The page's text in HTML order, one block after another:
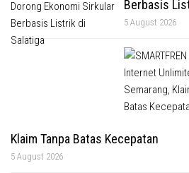
Berbasis
5 August 2026
Klaim Tanpa Batas Kecepatan
5 August 2026